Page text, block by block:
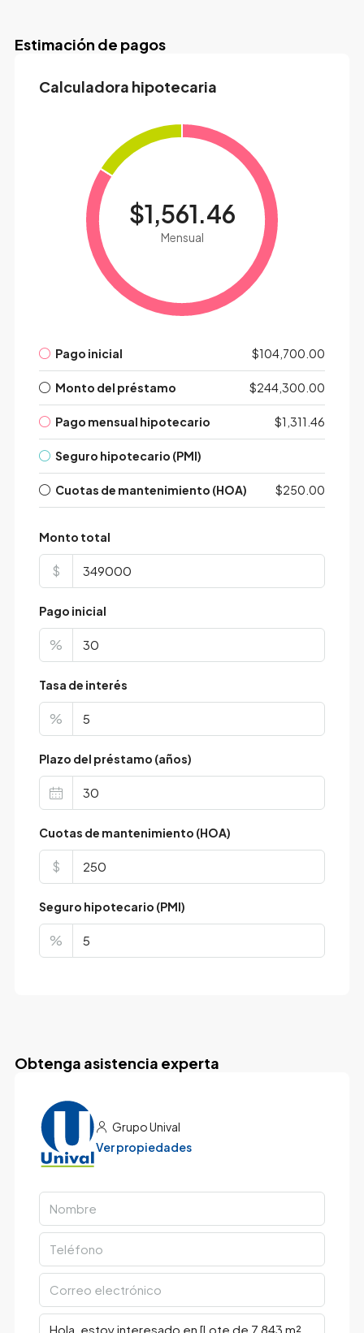
Estimación de pagos
Calculadora hipotecaria
$1,561.46
Mensual
Pago inicial $104,700.00
Monto del préstamo $244,300.00
Pago mensual hipotecario $1,311.46
Seguro hipotecario (PMI)
Cuotas de mantenimiento (HOA) $250.00
Monto total
$
Pago inicial
%
Tasa de interés
%
Plazo del préstamo (años)
Cuotas de mantenimiento (HOA)
$
Seguro hipotecario (PMI)
%
Obtenga asistencia experta
Grupo Unival
Ver propiedades